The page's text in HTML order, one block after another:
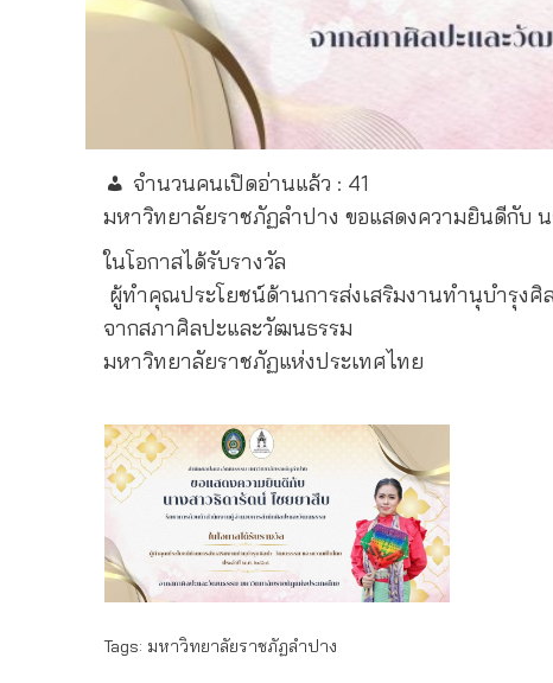
จำนวนคนเปิดอ่านแล้ว : 41
มหาวิทยาลัยราชภัฏลำปาง ขอแสดงความยินดีกับ
ในโอกาสได้รับรางวัล
ผู้ทำคุณประโยชน์ด้านการส่งเสริมงานทำนุบำรุง
จากสภาศิลปะและวัฒนธรรม
มหาวิทยาลัยราชภัฏแห่งประเทศไทย
Tags: มหาวิทยาลัยราชภัฏลำปาง